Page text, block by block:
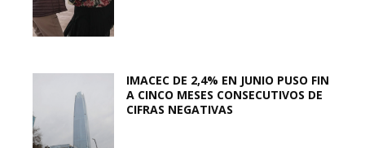
IMACEC DE 2,4% EN JUNIO PUSO FIN
A CINCO MESES CONSECUTIVOS DE
CIFRAS NEGATIVAS